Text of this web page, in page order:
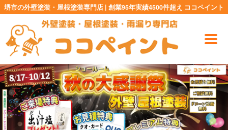
堺市の外壁塗装・屋根塗装専門店 | 創業95年実績4500件超え ココペイント